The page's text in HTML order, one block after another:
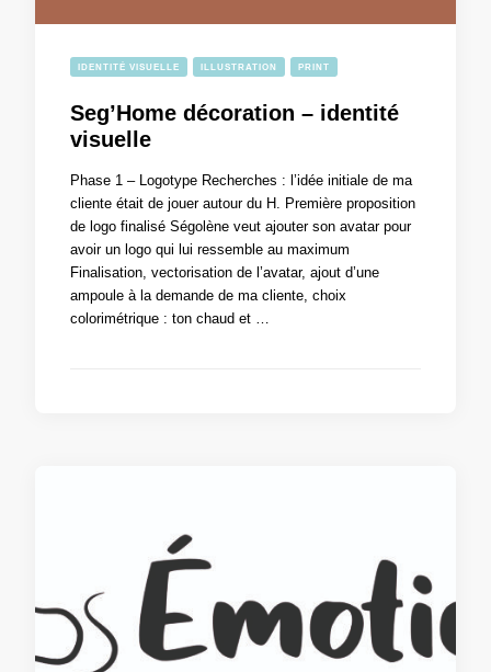
IDENTITÉ VISUELLE ILLUSTRATION PRINT
Seg’Home décoration – identité
visuelle
Phase 1 – Logotype Recherches : l’idée initiale de ma
cliente était de jouer autour du H. Première proposition
de logo finalisé Ségolène veut ajouter son avatar pour
avoir un logo qui lui ressemble au maximum
Finalisation, vectorisation de l’avatar, ajout d’une
ampoule à la demande de ma cliente, choix
colorimétrique : ton chaud et …